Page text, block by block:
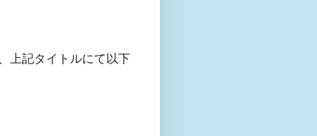
上記タイトルにて以下